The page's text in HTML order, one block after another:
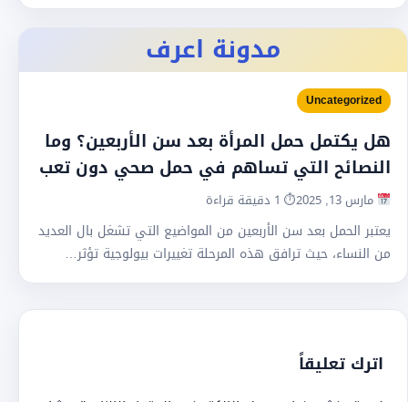
مدونة اعرف
Uncategorized
هل يكتمل حمل المرأة بعد سن الأربعين؟ وما
النصائح التي تساهم في حمل صحي دون تعب
مارس 13, 2025 ⏱ 1 دقيقة قراءة
يعتبر الحمل بعد سن الأربعين من المواضيع التي تشغل بال العديد
من النساء، حيث ترافق هذه المرحلة تغييرات بيولوجية تؤثر…
اترك تعليقاً